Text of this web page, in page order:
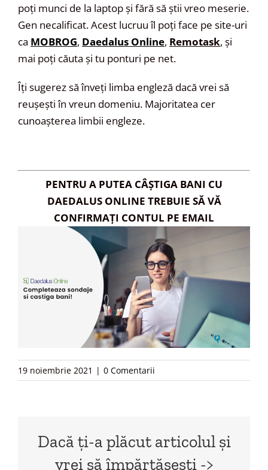
poți munci de la laptop și fără să știi vreo meserie.
Gen necalificat. Acest lucruu îl poți face pe site-uri
ca MOBROG, Daedalus Online, Remotask, și
mai poți căuta și tu ponturi pe net.
Îți sugerez să înveți limba engleză dacă vrei să
reușești în vreun domeniu. Majoritatea cer
cunoașterea limbii engleze.
PENTRU A PUTEA CÂȘTIGA BANI CU
DAEDALUS ONLINE TREBUIE SĂ VĂ
CONFIRMAȚI CONTUL PE EMAIL
19 noiembrie 2021 | 0 Comentarii
Dacă ți-a plăcut articolul și
vrei să împărtășești ->